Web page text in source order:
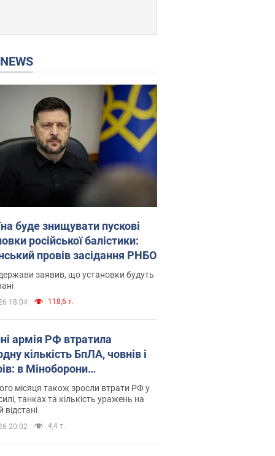
NEWS
буде знищувати пускові
російської балістики:
провів засідання РНБО
заявив, що установки будуть
18:04 118,6 т.
армія РФ втратила
кількість БпЛА, човнів і
в Міноборони
статистику
місяця також зросли втрати РФ у
танках та кількість уражень на
відстані
20:02 4,4 т.